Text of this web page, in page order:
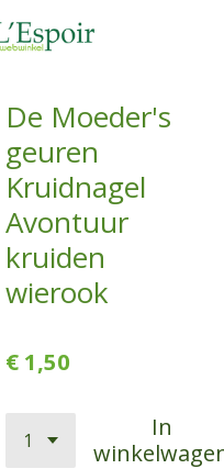
De Moeder's
geuren
Kruidnagel
Avontuur
kruiden
wierook
€ 1,50
In